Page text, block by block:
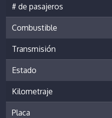
# de pasajeros
Combustible
Transmisión
Estado
Kilometraje
Placa